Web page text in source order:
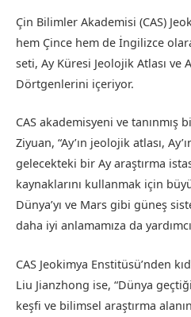
Çin Bilimler Akademisi (CAS)
hem Çince hem de İngilizce
seti, Ay Küresi Jeolojik Atlası ve
Dörtgenlerini içeriyor.
CAS akademisyeni ve tanınmış
Ziyuan, “Ay’ın jeolojik atlası,
gelecekteki bir Ay araştırma
kaynaklarını kullanmak için
Dünya’yı ve Mars gibi güneş
daha iyi anlamamıza da
CAS Jeokimya Enstitüsü’nden
Liu Jianzhong ise, “Dünya
keşfi ve bilimsel araştırma